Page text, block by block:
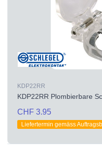
KDP22RR
KDP22RR Plombierbare
CHF 3.95
Liefertermin gemäss